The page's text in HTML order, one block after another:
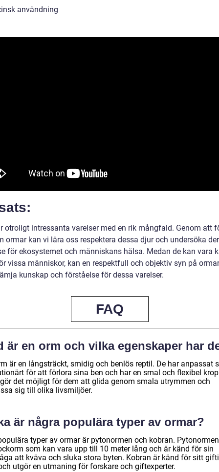
användning
otroligt intressanta varelser med en rik mångfald. Genom att
ormar kan vi lära oss respektera dessa djur och undersöka
för ekosystemet och människans hälsa. Medan de kan vara
vissa människor, kan en respektfull och objektiv syn på
kunskap och förståelse för dessa varelser.
FAQ
är en orm och vilka egenskaper har
är en långsträckt, smidig och benlös reptil. De har anpassat
för att förlora sina ben och har en smal och flexibel
det möjligt för dem att glida genom smala utrymmen och
sig till olika livsmiljöer.
är några populära typer av ormar?
typer av ormar är pytonormen och kobran.
som kan vara upp till 10 meter lång och är känd för sin
att kväva och sluka stora byten. Kobran är känd för sitt
utgör en utmaning för forskare och giftexperter.